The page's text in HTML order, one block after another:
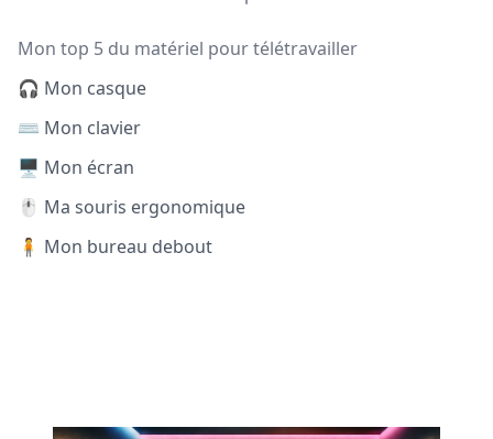
Mon top 5 du matériel pour télétravailler
🎧 Mon casque
⌨️ Mon clavier
🖥️ Mon écran
🖱️ Ma souris ergonomique
🧍 Mon bureau debout